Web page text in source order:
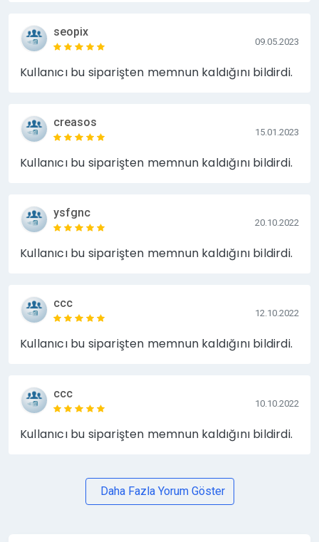
seopix
09.05.2023
Kullanıcı bu siparişten memnun kaldığını bildirdi.
creasos
15.01.2023
Kullanıcı bu siparişten memnun kaldığını bildirdi.
ysfgnc
20.10.2022
Kullanıcı bu siparişten memnun kaldığını bildirdi.
ccc
12.10.2022
Kullanıcı bu siparişten memnun kaldığını bildirdi.
ccc
10.10.2022
Kullanıcı bu siparişten memnun kaldığını bildirdi.
Daha Fazla Yorum Göster